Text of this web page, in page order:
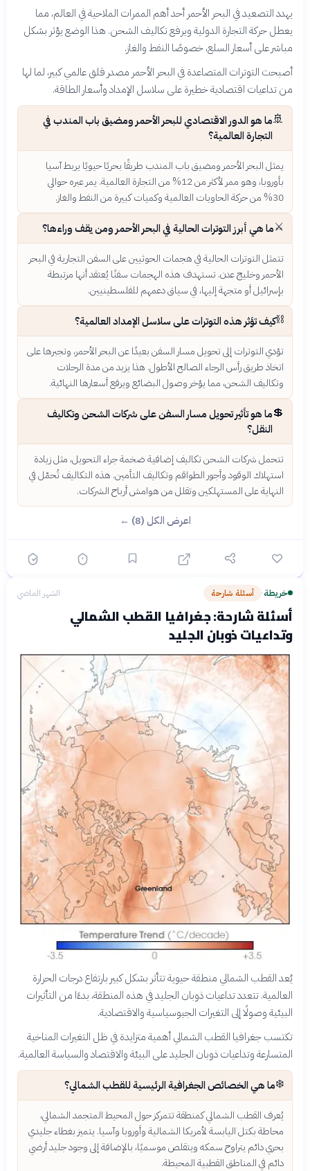
يهدد التصعيد في البحر الأحمر أحد أهم الممرات الملاحية في العالم، مما
يعطل حركة التجارة الدولية ويرفع تكاليف الشحن. هذا الوضع يؤثر بشكل
مباشر على أسعار السلع، خصوصًا النفط والغاز.
أصبحت التوترات المتصاعدة في البحر الأحمر مصدر قلق عالمي كبير، لما لها
من تداعيات اقتصادية خطيرة على سلاسل الإمداد وأسعار الطاقة.
🚢ما هو الدور الاقتصادي للبحر الأحمر ومضيق باب المندب في
التجارة العالمية؟
يمثل البحر الأحمر ومضيق باب المندب طريقًا بحريًا حيويًا يربط آسيا
بأوروبا، وهو ممر لأكثر من 12% من التجارة العالمية. يمر عبره حوالي
30% من حركة الحاويات العالمية وكميات كبيرة من النفط والغاز.
⚔️ما هي أبرز التوترات الحالية في البحر الأحمر ومن يقف وراءها؟
تتمثل التوترات الحالية في هجمات الحوثيين على السفن التجارية في البحر
الأحمر وخليج عدن. تستهدف هذه الهجمات سفنًا يُعتقد أنها مرتبطة
بإسرائيل أو متجهة إليها، في سياق دعمهم للفلسطينيين.
⛓️كيف تؤثر هذه التوترات على سلاسل الإمداد العالمية؟
تؤدي التوترات إلى تحويل مسار السفن بعيدًا عن البحر الأحمر، وتجبرها على
اتخاذ طريق رأس الرجاء الصالح الأطول. هذا يزيد من مدة الرحلات
وتكاليف الشحن، مما يؤخر وصول البضائع ويرفع أسعارها النهائية.
💲ما هو تأثير تحويل مسار السفن على شركات الشحن وتكاليف
النقل؟
تتحمل شركات الشحن تكاليف إضافية ضخمة جراء التحويل، مثل زيادة
استهلاك الوقود وأجور الطواقم وتكاليف التأمين. هذه التكاليف تُحمّل في
النهاية على المستهلكين وتقلل من هوامش أرباح الشركات.
اعرض الكل (8) ←
خريطة› أسئلة شارحة الشهر الماضي
أسئلة شارحة: جغرافيا القطب الشمالي
وتداعيات ذوبان الجليد
يُعد القطب الشمالي منطقة حيوية تتأثر بشكل كبير بارتفاع درجات الحرارة
العالمية. تتعدد تداعيات ذوبان الجليد في هذه المنطقة، بدءًا من التأثيرات
البيئية وصولًا إلى التغيرات الجيوسياسية والاقتصادية.
تكتسب جغرافيا القطب الشمالي أهمية متزايدة في ظل التغيرات المناخية
المتسارعة وتداعيات ذوبان الجليد على البيئة والاقتصاد والسياسة العالمية.
❄️ما هي الخصائص الجغرافية الرئيسية للقطب الشمالي؟
يُعرف القطب الشمالي كمنطقة تتمركز حول المحيط المتجمد الشمالي،
محاطة بكتل اليابسة لأمريكا الشمالية وأوروبا وآسيا. يتميز بغطاء جليدي
بحري دائم يتراوح سمكه ويتقلص موسميًا، بالإضافة إلى وجود جليد أرضي
دائم في المناطق القطبية المحيطة.